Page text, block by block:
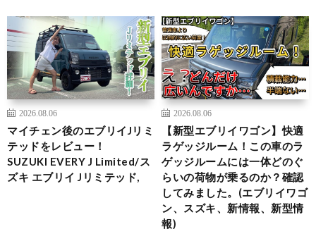
2026.08.06
マイチェン後のエブリイJリミ
テッドをレビュー！
SUZUKI EVERY J Limited/ス
ズキ エブリイ Jリミテッド,
2026.08.06
【新型エブリイワゴン】快適
ラゲッジルーム！この車のラ
ゲッジルームには一体どのぐ
らいの荷物が乗るのか？確認
してみました。(エブリイワゴ
ン、スズキ、新情報、新型情
報)